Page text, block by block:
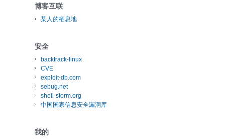
博客互联
某人的栖息地
安全
backtrack-linux
CVE
exploit-db.com
sebug.net
shell-storm.org
中国国家信息安全漏洞库
我的